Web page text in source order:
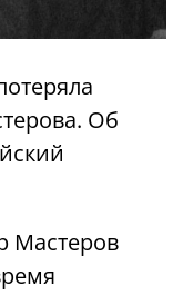
Об
Мастеров